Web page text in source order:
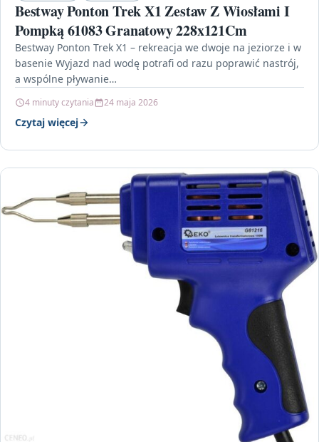
Bestway Ponton Trek X1 Zestaw Z Wiosłami I
Pompką 61083 Granatowy 228x121Cm
Bestway Ponton Trek X1 – rekreacja we dwoje na jeziorze i w
basenie Wyjazd nad wodę potrafi od razu poprawić nastrój,
a wspólne pływanie…
4 minuty czytania 24 maja 2026
Czytaj więcej